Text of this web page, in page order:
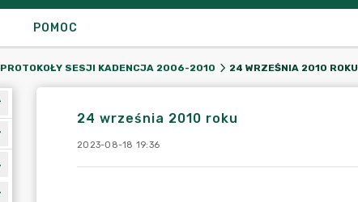
POMOC
PROTOKOŁY SESJI KADENCJA 2006-2010 24 WRZEŚNIA 2010 ROKU
24 września 2010 roku
2023-08-18 19:36